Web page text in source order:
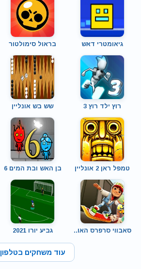
גיאומטרי דאש בראול סימולטור
רוץ ילד רוץ 3 שש בש אונליין
טמפל ראן 2 אונליין בן האש ובת המים 6
סאבווי סרפרס האו.. גביע יורו 2021
עוד משחקים בטלפון